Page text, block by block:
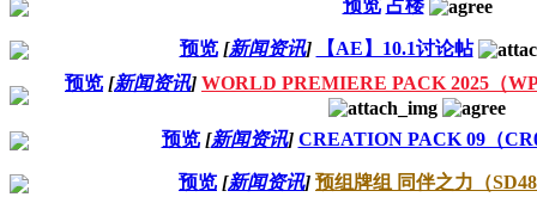
预览 占楼
预览 [新闻资讯]
【AE】10.1讨论帖
预览 [新闻资讯] WORLD PREMIERE PACK 2025（
预览 [新闻资讯] CREATION PACK 09（
预览 [新闻资讯] 预组牌组 同伴之力（